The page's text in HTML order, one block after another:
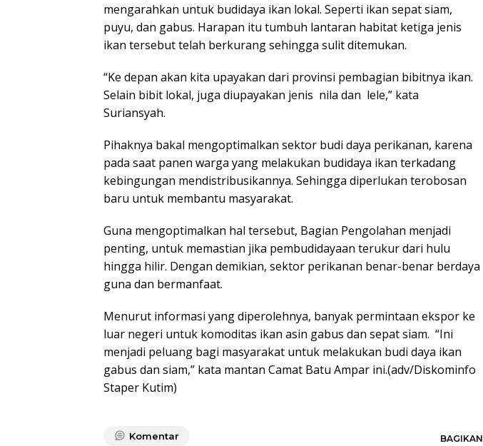
mengarahkan untuk budidaya ikan lokal. Seperti ikan sepat siam,
puyu, dan gabus. Harapan itu tumbuh lantaran habitat ketiga jenis
ikan tersebut telah berkurang sehingga sulit ditemukan.
“Ke depan akan kita upayakan dari provinsi pembagian bibitnya ikan.
Selain bibit lokal, juga diupayakan jenis nila dan lele,” kata
Suriansyah.
Pihaknya bakal mengoptimalkan sektor budi daya perikanan, karena
pada saat panen warga yang melakukan budidaya ikan terkadang
kebingungan mendistribusikannya. Sehingga diperlukan terobosan
baru untuk membantu masyarakat.
Guna mengoptimalkan hal tersebut, Bagian Pengolahan menjadi
penting, untuk memastian jika pembudidayaan terukur dari hulu
hingga hilir. Dengan demikian, sektor perikanan benar-benar berdaya
guna dan bermanfaat.
Menurut informasi yang diperolehnya, banyak permintaan ekspor ke
luar negeri untuk komoditas ikan asin gabus dan sepat siam. “Ini
menjadi peluang bagi masyarakat untuk melakukan budi daya ikan
gabus dan siam,” kata mantan Camat Batu Ampar ini.(adv/Diskominfo
Staper Kutim)
Komentar BAGIKAN